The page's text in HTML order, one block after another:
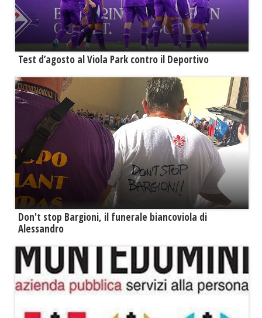
Test d’agosto al Viola Park contro il Deportivo
Don't stop Bargioni, il funerale biancoviola di
Alessandro